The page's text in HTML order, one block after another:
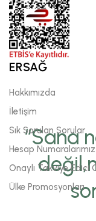
“Sana
ERSAĞ
Hakkımızda
İletişim
Sık Sorulan Sorular
Hesap Numaralarımız
Onaylı Takviye Edici
Ülke Promosyonları